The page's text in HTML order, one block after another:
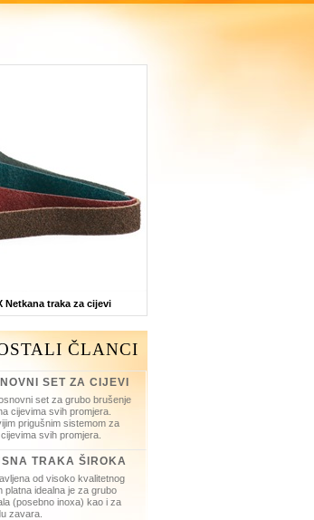
Netkana traka za cijevi
ČLANCI
SET ZA CIJEVI
set za grubo brušenje
cijevima svih promjera.
prigušnim sistemom za
svih promjera.
TRAKA ŠIROKA
od visoko kvalitetnog
platna idealna je za grubo
(posebno inoxa) kao i za
zavara.